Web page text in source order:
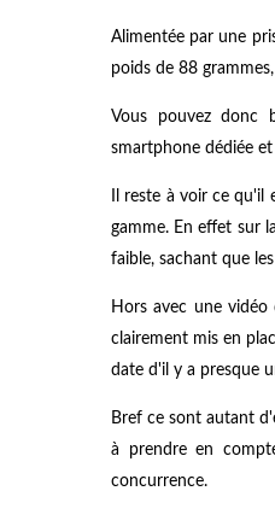
Alimentée par une
poids de 88
Vous pouvez donc
smartphone dédiée
Il reste à voir ce
gamme. En effet sur la
faible, sachant que
Hors avec une vidéo
clairement mis en
date d'il y a presque
Bref ce sont autant
à prendre en
concurrence.